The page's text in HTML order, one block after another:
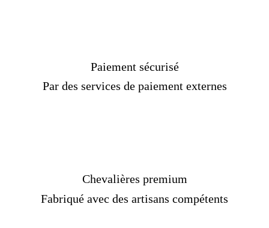
Paiement sécurisé
Par des services de paiement externes
Chevalières premium
Fabriqué avec des artisans compétents